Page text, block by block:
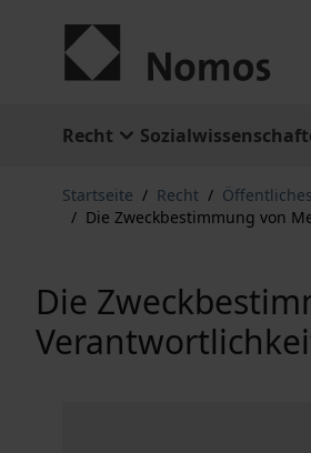
Recht
Startseite / Recht /
/ Die Zweckbestimmung von
Die